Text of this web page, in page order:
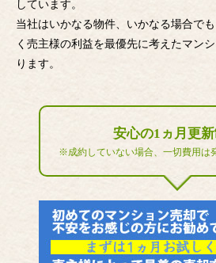
しています。
当社はいかなる物件、いかなる場合で
く売主様の利益を最優先に考えたマン
ります。
安心の1ヵ月更
※成約していない場合、一切費用は